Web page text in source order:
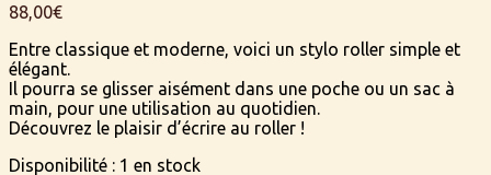
88,00€
Entre classique et moderne, voici un stylo roller simple et
élégant.
Il pourra se glisser aisément dans une poche ou un sac à
main, pour une utilisation au quotidien.
Découvrez le plaisir d’écrire au roller !
Disponibilité : 1 en stock